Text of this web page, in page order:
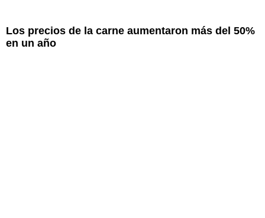
Los precios de la carne aumentaron más del 50%
en un año